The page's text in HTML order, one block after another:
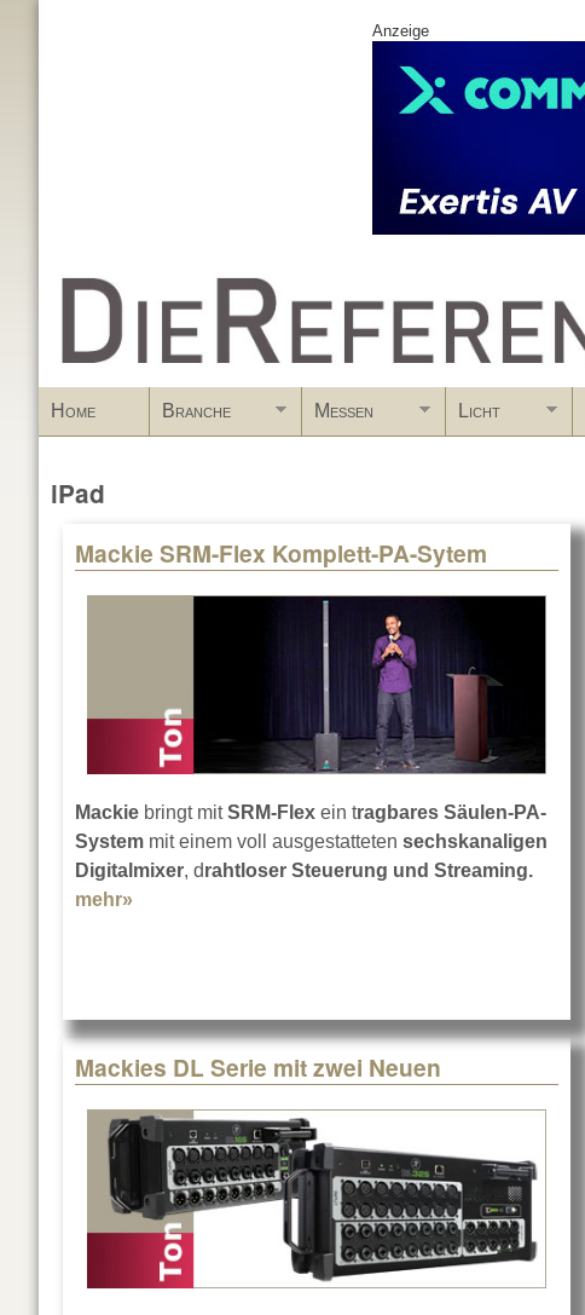
Anzeige
www.DieReferenz.de
Home Branche Messen Licht
iPad
Mackie SRM-Flex Komplett-PA-Sytem
Mackie bringt mitSRM-Flex ein tragbares Säulen-PA-
System mit einem voll ausgestatteten sechskanaligen
Digitalmixer, drahtloser Steuerung und Streaming.
mehr»
Mackies DL Serie mit zwei Neuen
Pages